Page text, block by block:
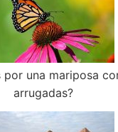
por una mariposa
arrugadas?